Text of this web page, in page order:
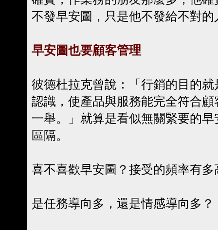
不發早安圖，只是他不發給不對的
早安圖也要顧客管理
彼德杜拉克曾說：「行銷的目的
認識，使產品與服務能完全符合
一舉。」就算是看似無關緊要的
區隔。
喜不喜歡早安圖？接受的頻率有多
是任務導向多，還是情感導向多？